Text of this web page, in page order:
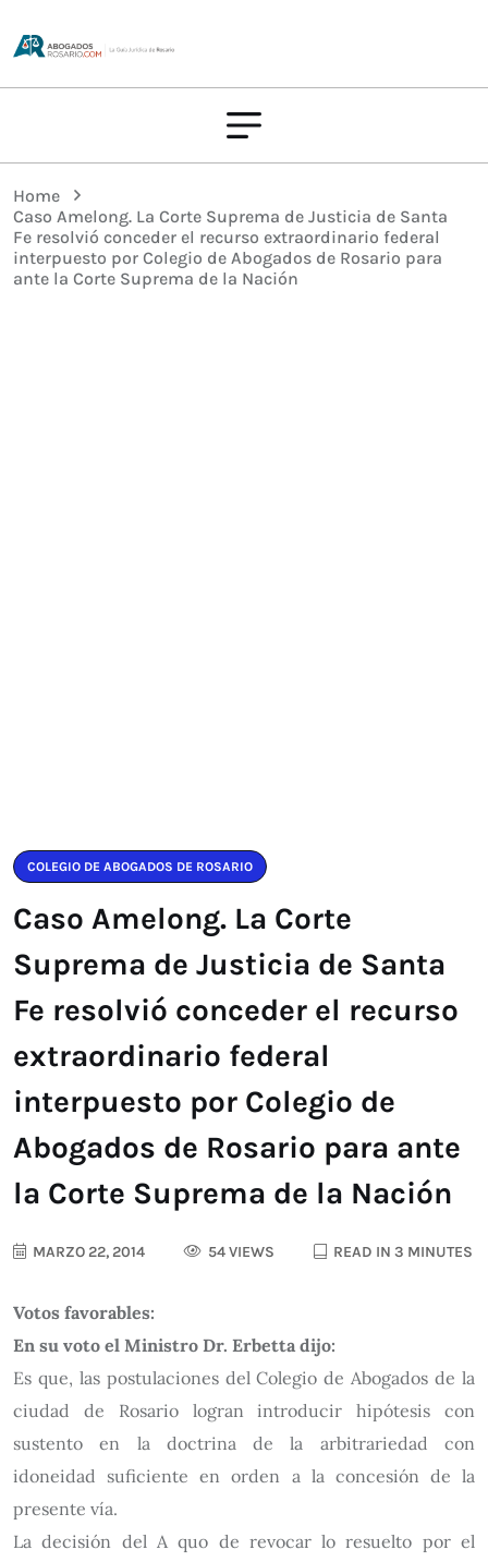
Home
Caso Amelong. La Corte Suprema de Justicia de Santa
Fe resolvió conceder el recurso extraordinario federal
interpuesto por Colegio de Abogados de Rosario para
ante la Corte Suprema de la Nación
COLEGIO DE ABOGADOS DE ROSARIO
Caso Amelong. La Corte
Suprema de Justicia de Santa
Fe resolvió conceder el recurso
extraordinario federal
interpuesto por Colegio de
Abogados de Rosario para ante
la Corte Suprema de la Nación
MARZO 22, 2014 54 VIEWS READ IN 3 MINUTES
Votos favorables:
En su voto el Ministro Dr. Erbetta dijo:
Es que, las postulaciones del Colegio de Abogados de la
ciudad de Rosario logran introducir hipótesis con
sustento en la doctrina de la arbitrariedad con
idoneidad suficiente en orden a la concesión de la
presente vía.
La decisión del A quo de revocar lo resuelto por el